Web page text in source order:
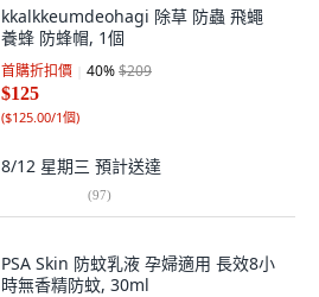
kkalkkeumdeohagi 除草 防蟲 飛蠅
養蜂 防蜂帽, 1個
首購折扣價 40%$209
$125
($125.00/1個)
8/12 星期三 預計送達
(97)
PSA Skin 防蚊乳液 孕婦適用 長效8小
時無香精防蚊, 30ml